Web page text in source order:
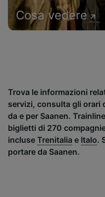
Cosa vedere
Trova le informazioni
servizi, consulta gli orari
da e per Saanen.
biglietti di 270
incluse Trenitalia e Italo.
portare da Saanen.